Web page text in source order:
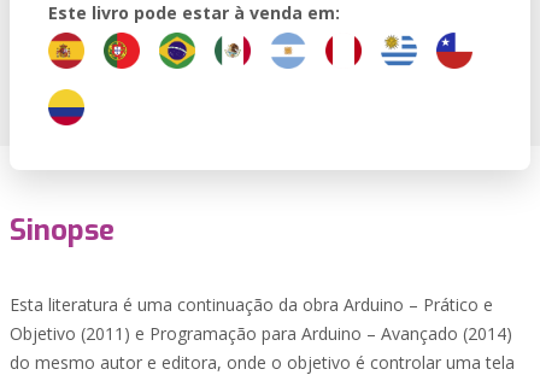
Este livro pode estar à venda em:
Sinopse
Esta literatura é uma continuação da obra Arduino – Prático e
Objetivo (2011) e Programação para Arduino – Avançado (2014)
do mesmo autor e editora, onde o objetivo é controlar uma tela